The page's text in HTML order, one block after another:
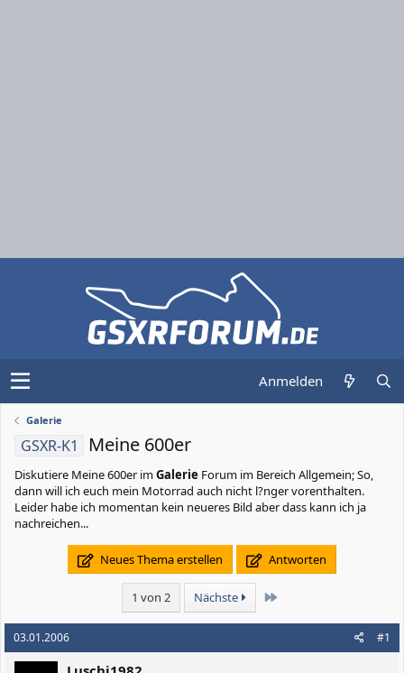
Anmelden
Galerie
GSXR-K1 Meine 600er
Diskutiere Meine 600er imGalerie Forum im Bereich Allgemein; So,
dann will ich euch mein Motorrad auch nicht l?nger vorenthalten.
Leider habe ich momentan kein neueres Bild aber dass kann ich ja
nachreichen...
Neues Thema erstellen Antworten
1 von 2 Nächste Letzte
03.01.2006 #1